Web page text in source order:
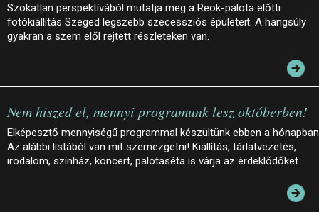
Szokatlan perspektívából mutatja meg a Reök-palota előtti
fotókiállítás Szeged legszebb szecessziós épületeit. A hangsúly
gyakran a szem elől rejtett részleteken van.
Nem hiszed el, mennyi programunk lesz októberben!
Elképesztő mennyiségű programmal készültünk ebben a
Az alábbi listából van mit szemezgetni! Kiállítás, tárlatvezetés,
irodalom, színház, koncert, palotaséta is várja az érdeklődőket.